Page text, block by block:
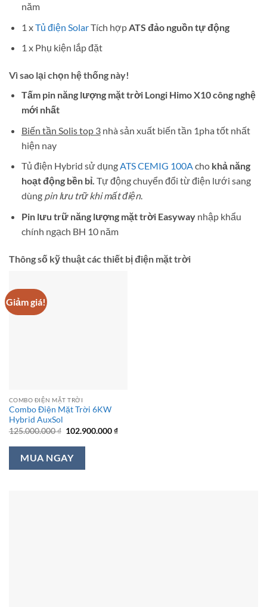
năm
1 xTủ điện SolarTích hợpATS đảo nguồn tự động
1 x Phụ kiện lắp đặt
Vì sao lại chọn hệ thống này!
Tấm pin năng lượng mặt trời Longi Himo X10 công nghệ
mới nhất
Biến tần Solis top 3nhà sản xuất biến tần 1pha tốt nhất
hiện nay
Tủ điện Hybrid sử dụngATS CEMIG 100Achokhả năng
hoạt động bền bỉ. Tự động chuyển đổi từ điện lưới sang
dùng pin lưu trữ khi mất điện.
Pin lưu trữ năng lượng mặt trời Easywaynhập khẩu
chính ngạch BH 10 năm
Thông số kỹ thuật các thiết bị điện mặt trời
Giảm giá!
COMBO ĐIỆN MẶT TRỜI
Combo Điện Mặt Trời 6KW
Hybrid AuxSol
125.000.000₫ Giá
là:
125.000.000 ₫.
102.900.000₫Giá
MUA NGAY